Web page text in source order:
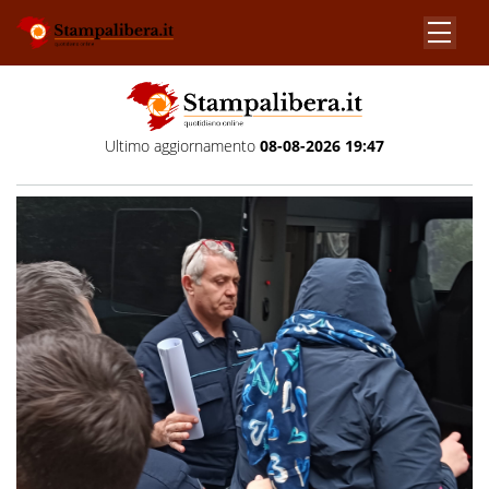
Ultimo aggiornamento 08-08-2026 19:47